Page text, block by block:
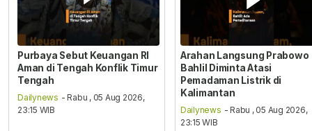
Purbaya Sebut Keuangan RI
Aman di Tengah Konflik Timur
Tengah
Dailynews - Rabu , 05 Aug 2026,
23:15 WIB
Arahan Langsung Prabowo
Bahlil Diminta Atasi
Pemadaman Listrik di
Kalimantan
Dailynews - Rabu , 05 Aug 2026,
23:15 WIB